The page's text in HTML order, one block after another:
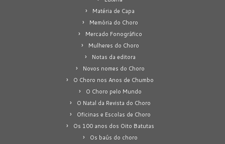
Matéria de Capa
Memória do Choro
Mercado Fonográfico
Mulheres do Choro
Notas da editora
Novos nomes do Choro
O Choro nos Anos de Chumbo
O Choro pelo Mundo
O Natal da Revista do Choro
Oficinas e Escolas de Choro
Os 100 anos dos Oito Batutas
Os baús do choro